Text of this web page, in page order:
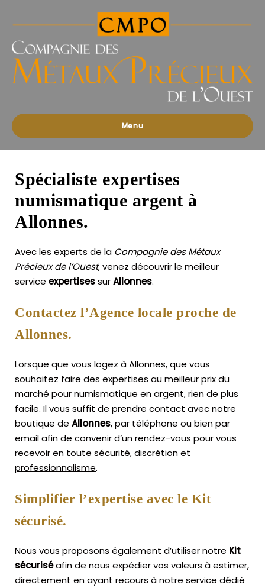
des
Précieux
l'Ouest
Menu
Spécialiste expertises
numismatique argent à
Allonnes.
Avec les experts de la Compagnie des Métaux
Précieux de l’Ouest, venez découvrir le meilleur
service expertisessurAllonnes.
Contactez l’Agence locale proche de
Allonnes.
Lorsque que vous logez à Allonnes, que vous
souhaitez faire des expertises au meilleur prix du
marché pour numismatique en argent, rien de plus
facile. Il vous suffit de prendre contact avec notre
boutique de Allonnes, par téléphone ou bien par
email afin de convenir d’un rendez-vous pour vous
recevoir en toute sécurité, discrétion et
professionnalisme.
Simplifier l’expertise avec le Kit
sécurisé.
Nous vous proposons également d’utiliser notre Kit
sécuriséafin de nous expédier vos valeurs à estimer,
directement en ayant recours à notre service dédié